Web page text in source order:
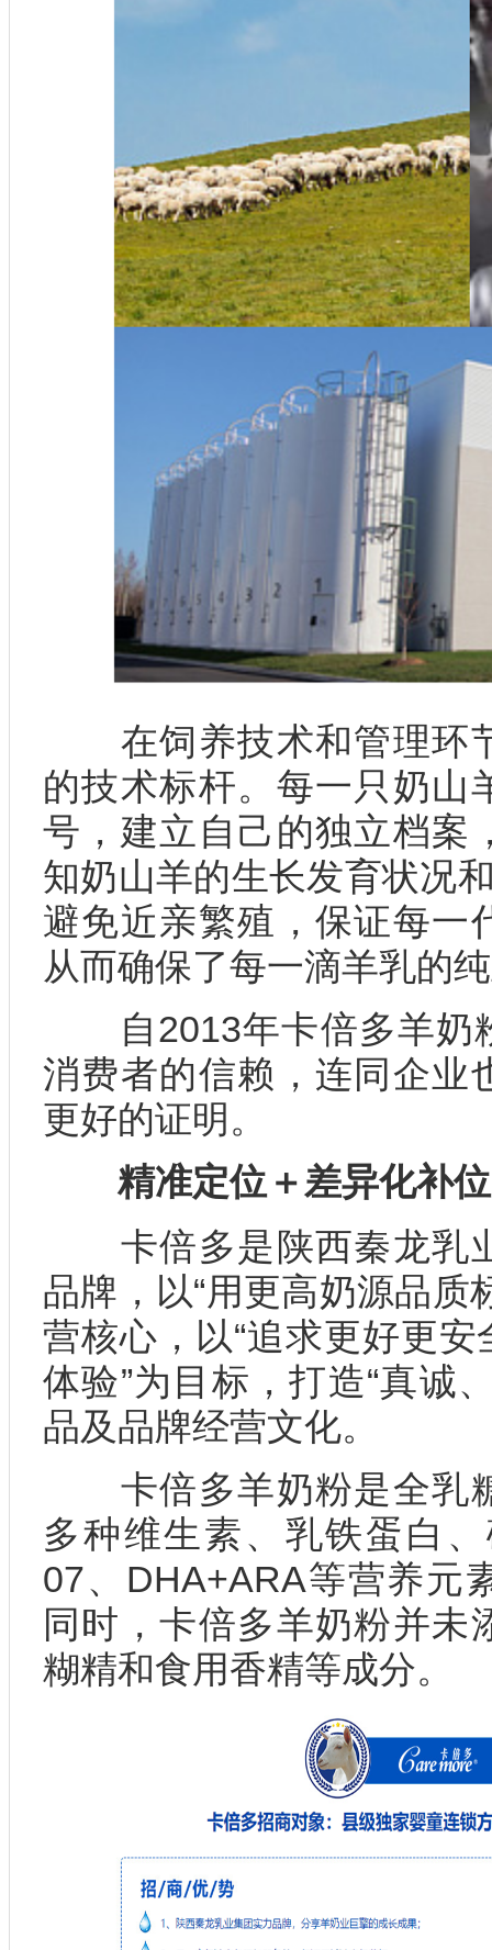
在饲养技术和管理环
的技术标杆。每一只奶山
号，建立自己的独立档案
知奶山羊的生长发育状况
避免近亲繁殖，保证每一
从而确保了每一滴羊乳的
自2013年卡倍多羊奶
消费者的信赖，连同企业
更好的证明。
精准定位＋差异化补
卡倍多是陕西秦龙乳
品牌，以“用更高奶源品质
营核心，以“追求更好更
体验”为目标，打造“真诚
品及品牌经营文化。
卡倍多羊奶粉是全乳
多种维生素、乳铁蛋白
07、DHA+ARA等营养元
同时，卡倍多羊奶粉并未
糊精和食用香精等成分。